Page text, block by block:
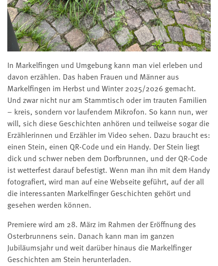
In Markelfingen und Umgebung kann man viel erleben und
davon erzählen. Das haben Frauen und Männer aus
Markelfingen im Herbst und Winter 2025/2026 gemacht.
Und zwar nicht nur am Stammtisch oder im trauten Familien
– kreis, sondern vor laufendem Mikrofon. So kann nun, wer
will, sich diese Geschichten anhören und teilweise sogar die
Erzählerinnen und Erzähler im Video sehen. Dazu braucht es:
einen Stein, einen QR-Code und ein Handy. Der Stein liegt
dick und schwer neben dem Dorfbrunnen, und der QR-Code
ist wetterfest darauf befestigt. Wenn man ihn mit dem Handy
fotografiert, wird man auf eine Webseite geführt, auf der all
die interessanten Markelfinger Geschichten gehört und
gesehen werden können.
Premiere wird am 28. März im Rahmen der Eröffnung des
Osterbrunnens sein. Danach kann man im ganzen
Jubiläumsjahr und weit darüber hinaus die Markelfinger
Geschichten am Stein herunterladen.